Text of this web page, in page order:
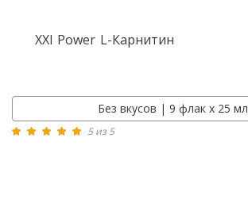
XXI Power L-Карнитин
Без вкусов | 9 флак х 25 мл
5 из 5